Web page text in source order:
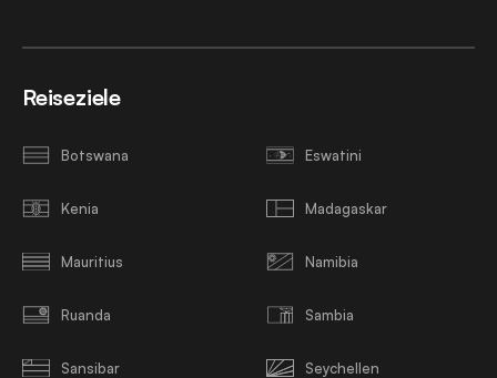
Reiseziele
Botswana Eswatini
Kenia Madagaskar
Mauritius Namibia
Ruanda Sambia
Sansibar Seychellen